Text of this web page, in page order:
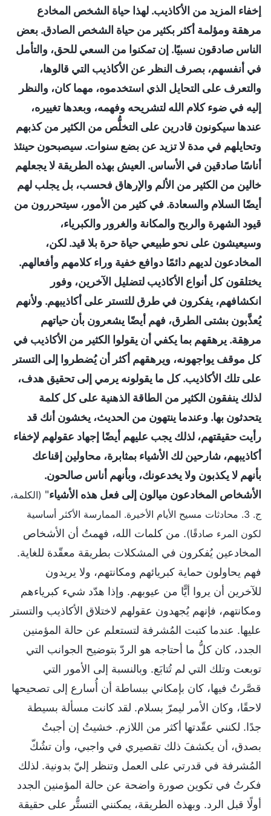
إخفاء المزيد من الأكاذيب. لهذا حياة الشخص المخادع
مرهقة ومؤلمة أكثر بكثير من حياة الشخص الصادق. بعض
الناس صادقون نسبيًا. إن تمكنوا من السعي للحق، والتأمل
في أنفسهم، بصرف النظر عن الأكاذيب التي قالوها،
والتعرف على التحايل الذي استخدموه، مهما كان، والنظر
إليه في ضوء كلام الله لتشريحه وفهمه، وبعدها تغييره،
عندها سيكونون قادرين على التخلُّص من الكثير من كذبهم
وتحايلهم في مدة لا تزيد عن بضع سنوات. سيصبحون حينئذ
أناسًا صادقين في الأساس. العيش بهذه الطريقة لا يجعلهم
خالين من الكثير من الألم والإرهاق فحسب، بل يجلب لهم
أيضًا السلام والسعادة. في كثير من الأمور، سيتحررون من
قيود الشهرة والربح والمكانة والغرور والكبرياء،
وسيعيشون على نحو طبيعي حياة حرة بلا قيد. لكن،
المخادعون لديهم دائمًا دوافع خفية وراء كلامهم وأفعالهم.
يختلقون كل أنواع الأكاذيب لتضليل الآخرين، وفور
انكشافهم، يفكرون في طرق للتستر على أكاذيبهم. ولأنهم
يُعذَّبون بشتى الطرق، فهم أيضًا يشعرون بأن حياتهم
مرهِقة. يرهقهم بما يكفي أن يقولوا الكثير من الأكاذيب في
كل موقف يواجهونه، ويرهقهم أكثر أن يُضطروا إلى التستر
على تلك الأكاذيب. كل ما يقولونه يرمي إلى تحقيق هدف،
لذلك ينفقون الكثير من الطاقة الذهنية على كل كلمة
يتحدثون بها. وعندما ينتهون من الحديث، يخشون أنك قد
رأيت حقيقتهم، لذلك يجب عليهم أيضًا إجهاد عقولهم لإخفاء
أكاذيبهم، شارحين لك الأشياء بمثابرة، محاولين إقناعك
بأنهم لا يكذبون ولا يخدعونك، وبأنهم أناس صالحون.
الأشخاص المخادعون ميالون إلى فعل هذه الأشياء" (الكلمة،
ج. 3. محادثات مسيح الأيام الأخيرة. الممارسة الأكثر أساسية
لكون المرء صادقًا). من كلمات الله، فهمتُ أن الأشخاص
المخادعين يُفكرون في المشكلات بطريقة معقّدة للغاية.
فهم يحاولون حماية كبريائهم ومكانتهم، ولا يريدون
للآخرين أن يروا أيًّا من عيوبهم. وإذا هدّد شيء كبرياءهم
ومكانتهم، فإنهم يُجهدون عقولهم لاختلاق الأكاذيب والتستر
عليها. عندما كتبت المُشرفة لتستعلم عن حالة المؤمنين
الجدد، كان كلُّ ما أحتاجه هو الردّ بتوضيح الجوانب التي
توبعت وتلك التي لم تُتابَع. وبالنسبة إلى الأمور التي
قصَّرتُ فيها، كان بإمكاني ببساطة أن أُسارع إلى تصحيحها
لاحقًا، وكان الأمر ليمرّ بسلام. لقد كانت مسألة بسيطة
جدًا. لكنني عقّدتها أكثر من اللازم. خشيتُ إن أجبتُ
بصدق، أن يكشفَ ذلك تقصيري في واجبي، وأن تشُكّ
المُشرفة في قدرتي على العمل وتنظر إليّ بدونية. لذلك
فكرتُ في تكوين صورة واضحة عن حالة المؤمنين الجدد
أولًا قبل الرد. وبهذه الطريقة، يمكنني التستُّر على حقيقة